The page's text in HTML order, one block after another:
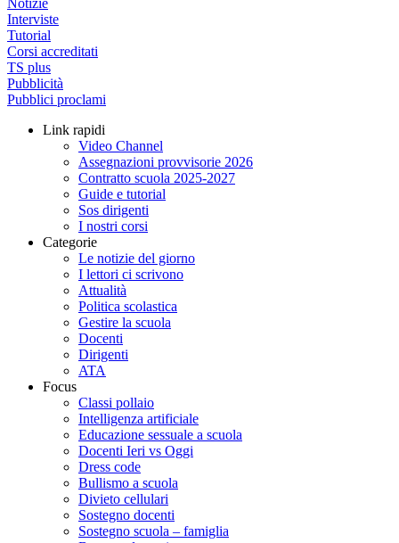
Notizie
Interviste
Tutorial
Corsi accreditati
TS plus
Pubblicità
Pubblici proclami
Link rapidi
Video Channel
Assegnazioni provvisorie 2026
Contratto scuola 2025-2027
Guide e tutorial
Sos dirigenti
I nostri corsi
Categorie
Le notizie del giorno
I lettori ci scrivono
Attualità
Politica scolastica
Gestire la scuola
Docenti
Dirigenti
ATA
Focus
Classi pollaio
Intelligenza artificiale
Educazione sessuale a scuola
Docenti Ieri vs Oggi
Dress code
Bullismo a scuola
Divieto cellulari
Sostegno docenti
Sostegno scuola – famiglia